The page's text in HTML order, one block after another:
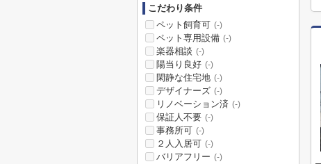
こだわり条件
ペット飼育可 (-)
ペット専用設備 (-)
楽器相談 (-)
陽当り良好 (-)
閑静な住宅地 (-)
デザイナーズ (-)
リノベーション済 (-)
保証人不要 (-)
事務所可 (-)
２人入居可 (-)
バリアフリー (-)